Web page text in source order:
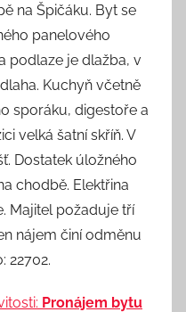
na Špičáku. Byt se
panelového
podlaze je dlažba, v
Kuchyň včetně
sporáku, digestoře a
velká šatní skříň. V
Dostatek úložného
chodbě. Elektřina
Majitel požaduje tří
nájem činí odměnu
22702.
Pronájem bytu